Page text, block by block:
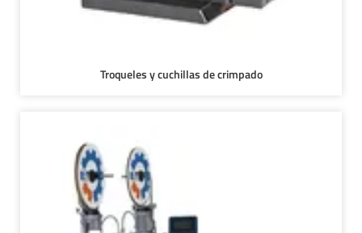
Troqueles y cuchillas de crimpado